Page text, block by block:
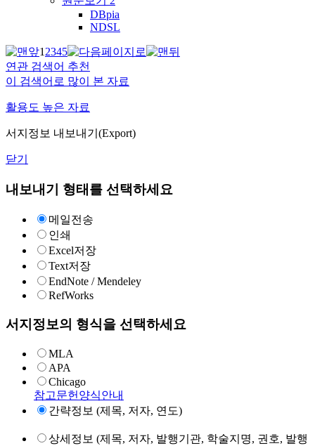
DBpia
NDSL
12345
연관 검색어 추천
이 검색어로 많이 본 자료
활용도 높은 자료
서지정보 내보내기(Export)
닫기
내보내기 형태를 선택하세요
메일전송
인쇄
Excel저장
Text저장
EndNote / Mendeley
RefWorks
서지정보의 형식을 선택하세요
MLA
APA
Chicago
참고문헌양식안내
간략정보 (제목, 저자, 연도)
상세정보 (제목, 저자, 발행기관, 학술지명, 권호, 발행